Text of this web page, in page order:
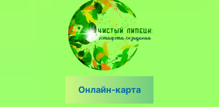
Онлайн-карта